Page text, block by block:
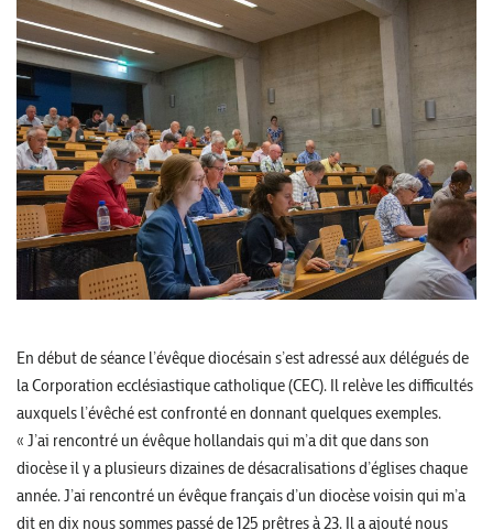
En début de séance l’évêque diocésain s’est adressé aux délégués de
la Corporation ecclésiastique catholique (CEC). Il relève les difficultés
auxquels l’évêché est confronté en donnant quelques exemples.
« J’ai rencontré un évêque hollandais qui m’a dit que dans son
diocèse il y a plusieurs dizaines de désacralisations d’églises chaque
année. J’ai rencontré un évêque français d’un diocèse voisin qui m’a
dit en dix nous sommes passé de 125 prêtres à 23. Il a ajouté nous